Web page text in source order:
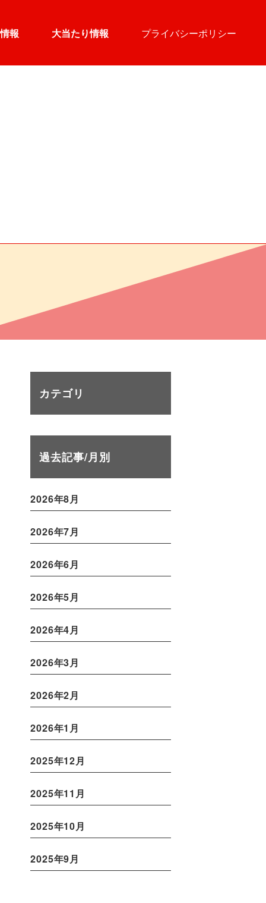
報 大当たり情報 プライバシーポリシー
カテゴリ
過去記事/月別
2026年8月
2026年7月
2026年6月
2026年5月
2026年4月
2026年3月
2026年2月
2026年1月
2025年12月
2025年11月
2025年10月
2025年9月